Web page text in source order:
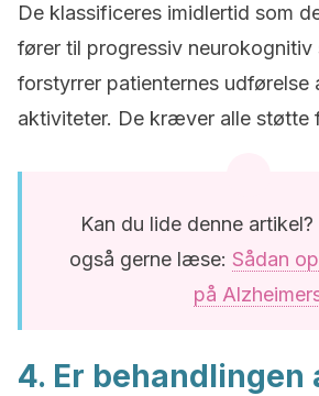
De klassificeres imidlertid som
fører til progressiv
forstyrrer patienternes udførelse
aktiviteter. De kræver alle støtte
Kan du lide denne
også gerne læse: Sådan
på
4. Er behandlingen